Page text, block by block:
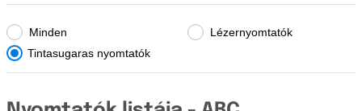
Samsung
Sharp
LBP
Laser Class
MF
Minden
Lézernyomtatók
Tintasugaras nyomtatók